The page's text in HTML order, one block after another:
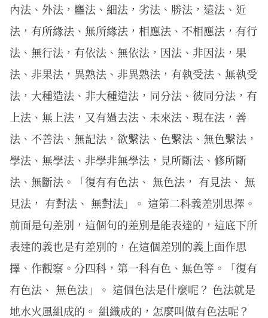
內法、外法，麤法、細法，劣法、勝法，遠法、近
法，有所緣法、無所緣法，相應法、不相應法，有行
法、無行法，有依法、無依法，因法、非因法，果
法、非果法，異熟法、非異熟法，有執受法、無執受
法，大種造法、非大種造法，同分法、彼同分法，有
上法、無上法，又有過去法、未來法、現在法，善
法、不善法、無記法，欲繫法、色繫法、無色繫法，
學法、無學法、非學非無學法，見所斷法、修所斷
法、無斷法。「復有有色法、 無色法， 有見法、 無
見法， 有對法、 無對法」。 這第二科義差別思擇。
前面是句差別，這個句的差別是能表達的，這底下所
表達的義也是有差別的，在這個差別的義上面作思
擇、作觀察。分四科，第一科有色、無色等。「復有
有色法、 無色法」。 這個色法是什麼呢？ 色法就是
地水火風組成的。 組織成的，怎麼叫做有色法呢？